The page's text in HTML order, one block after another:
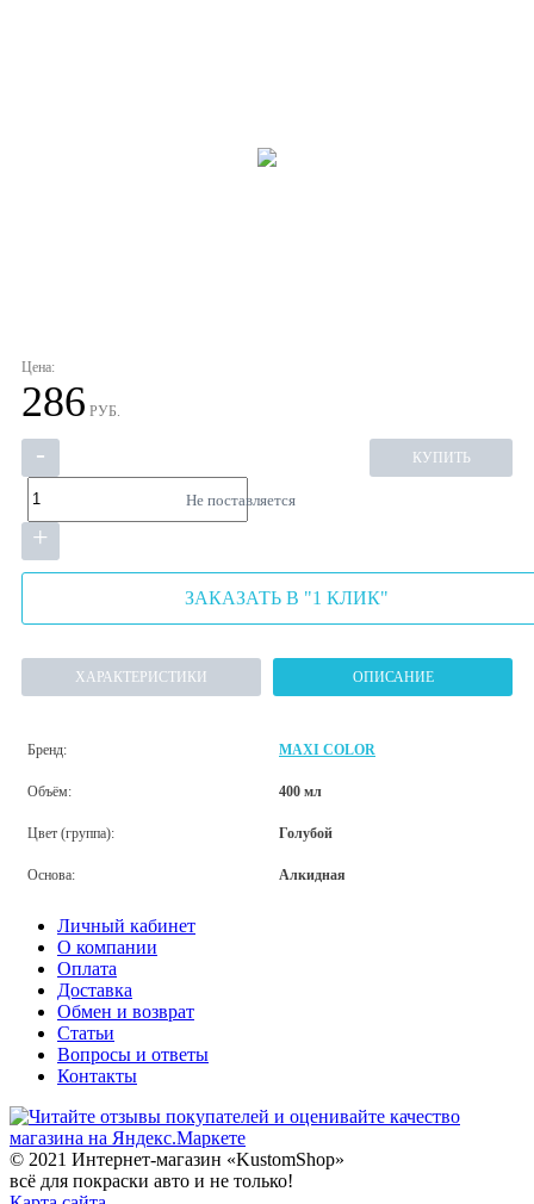
Цена:
286 РУБ.
-
+
КУПИТЬ
Не поставляется
ЗАКАЗАТЬ В "1 КЛИК"
ХАРАКТЕРИСТИКИ ОПИСАНИЕ
Бренд: MAXI COLOR
Объём: 400 мл
Цвет (группа): Голубой
Основа: Алкидная
Личный кабинет
О компании
Оплата
Доставка
Обмен и возврат
Статьи
Вопросы и ответы
Контакты
© 2021 Интернет-магазин «KustomShop»
всё для покраски авто и не только!